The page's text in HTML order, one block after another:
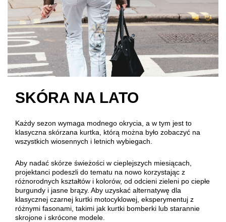
SKÓRA NA LATO
Każdy sezon wymaga modnego okrycia, a w tym jest to
klasyczna skórzana kurtka, którą można było zobaczyć na
wszystkich wiosennych i letnich wybiegach.
Aby nadać skórze świeżości w cieplejszych miesiącach,
projektanci podeszli do tematu na nowo korzystając z
różnorodnych kształtów i kolorów, od odcieni zieleni po ciepłe
burgundy i jasne brązy. Aby uzyskać alternatywę dla
klasycznej czarnej kurtki motocyklowej, eksperymentuj z
różnymi fasonami, takimi jak kurtki bomberki lub starannie
skrojone i skrócone modele.